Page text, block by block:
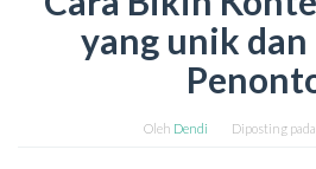
yang unik
Oleh Dendi Diposting pada